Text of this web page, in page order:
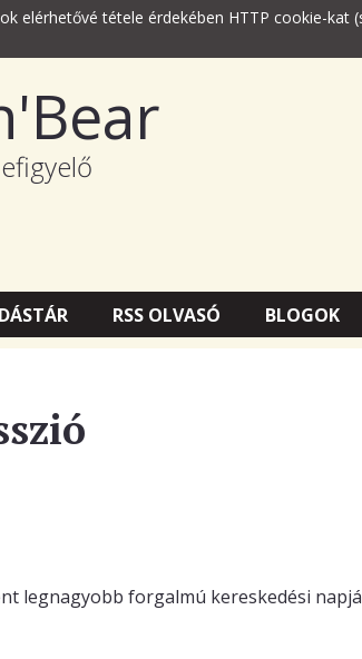
elérhetővé tétele érdekében HTTP cookie-kat
RSS OLVASÓ BLOGOK
legnagyobb forgalmú kereskedési